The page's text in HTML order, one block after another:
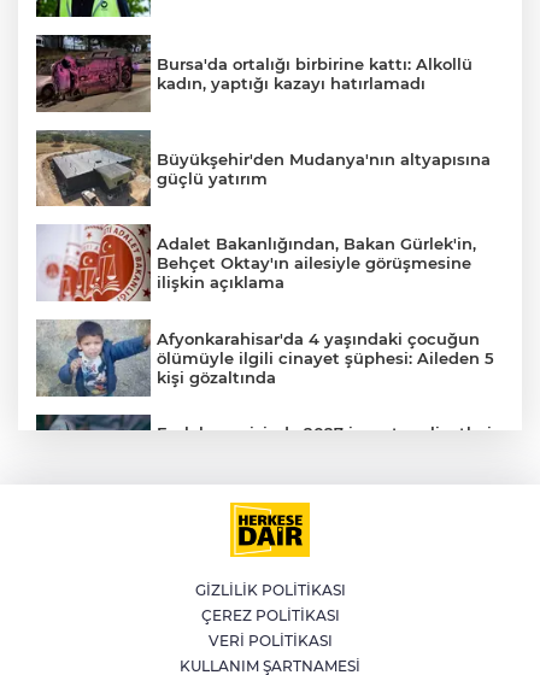
Bursa'da ortalığı birbirine kattı: Alkollü
kadın, yaptığı kazayı hatırlamadı
Büyükşehir'den Mudanya'nın altyapısına
güçlü yatırım
Adalet Bakanlığından, Bakan Gürlek'in,
Behçet Oktay'ın ailesiyle görüşmesine
ilişkin açıklama
Afyonkarahisar'da 4 yaşındaki çocuğun
ölümüyle ilgili cinayet şüphesi: Aileden 5
kişi gözaltında
Emlak vergisinde 2027 inşaat maliyetleri
YILDIRIM’DA ÇOCUKLAR SPORLA
BÜYÜYOR
Bursa'da İznik Gölü'ne düşen bir kişi
hayatını kaybetti
GİZLİLİK POLİTİKASI
ÇEREZ POLİTİKASI
VERİ POLİTİKASI
KULLANIM ŞARTNAMESİ